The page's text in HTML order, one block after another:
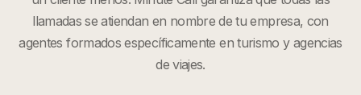
llamadas se atiendan en nombre de tu empresa, con
agentes formados específicamente enturismo y agencias
de viajes.